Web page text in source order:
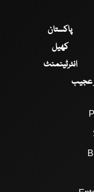
پاکستان
کھیل
انٹرٹینمنٹ
عجیب